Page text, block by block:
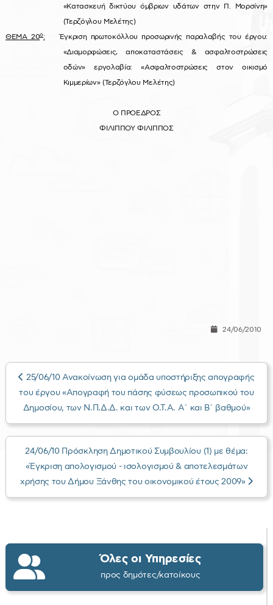
«Κατασκευή δικτύου όμβριων υδάτων στην Π. Μορσίνη»
(Τερζόγλου Μελέτης)
ΘΕΜΑ 20ο: Έγκριση πρωτοκόλλου προσωρινής παραλαβής του έργου:
«Διαμορφώσεις, αποκαταστάσεις & ασφαλτοστρώσεις
οδών» εργολαβία: «Ασφαλτοστρώσεις στον οικισμό
Κιμμερίων» (Τερζόγλου Μελέτης)
Ο ΠΡΟΕΔΡΟΣ
ΦΙΛΙΠΠΟΥ ΦΙΛΙΠΠΟΣ
24/06/2010
25/06/10 Ανακοίνωση για ομάδα υποστήριξης απογραφής
του έργου «Απογραφή του πάσης φύσεως προσωπικού του
Δημοσίου, των Ν.Π.Δ.Δ. και των Ο.Τ.Α. Α΄ και Β΄ βαθμού»
24/06/10 Πρόσκληση Δημοτικού Συμβουλίου (1) με θέμα:
«Έγκριση απολογισμού - ισολογισμού & αποτελεσμάτων
χρήσης του Δήμου Ξάνθης του οικονομικού έτους 2009»
Όλες οι Υπηρεσίες
προς δημότες/κατοίκους